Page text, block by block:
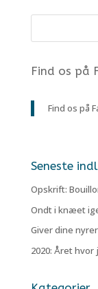
Find os på
Find os på
Seneste
Opskrift:
Ondt i knæet
Giver dine
2020: Året